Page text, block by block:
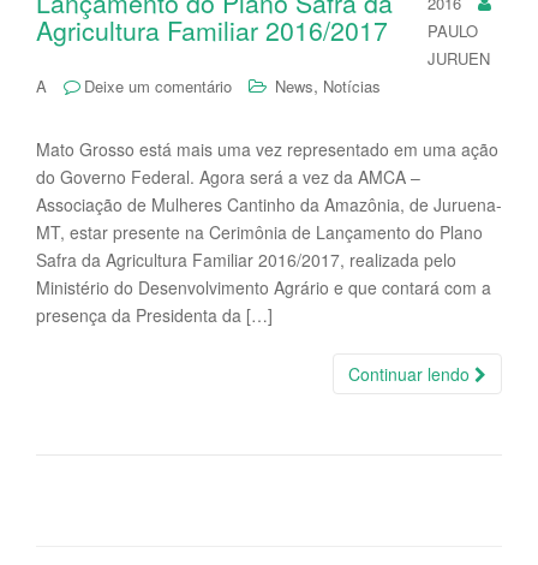
Agricultura Familiar 2016/2017
PAULO
JURUEN
A
Deixe um comentário News, Notícias
Mato Grosso está mais uma vez representado em uma ação
do Governo Federal. Agora será a vez da AMCA –
Associação de Mulheres Cantinho da Amazônia, de Juruena-
MT, estar presente na Cerimônia de Lançamento do Plano
Safra da Agricultura Familiar 2016/2017, realizada pelo
Ministério do Desenvolvimento Agrário e que contará com a
presença da Presidenta da […]
Continuar lendo